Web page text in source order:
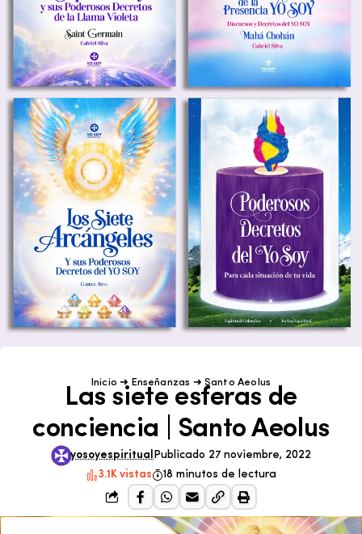
Inicio ➜ Enseñanzas ➜ Santo Aeolus
Las siete esferas de
conciencia | Santo Aeolus
yosoyespiritual Publicado 27 noviembre, 2022
3.1K vistas
18 minutos de lectura